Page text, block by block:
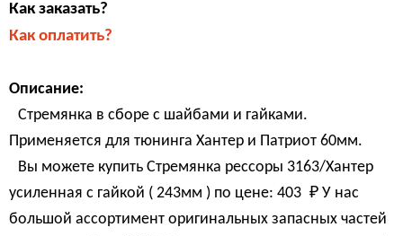
Как заказать?
Как оплатить?
Описание:
Стремянка в сборе с шайбами и гайками.
Применяется для тюнинга Хантер и Патриот 60мм.
Вы можете купить Стремянка рессоры 3163/Хантер
усиленная c гайкой ( 243мм ) по цене: 403 ₽ У нас
большой ассортимент оригинальных запасных частей